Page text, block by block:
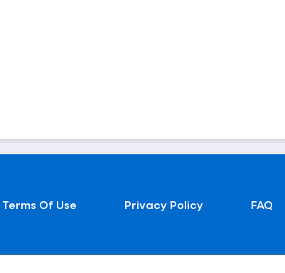
Terms Of Use Privacy Policy FAQ